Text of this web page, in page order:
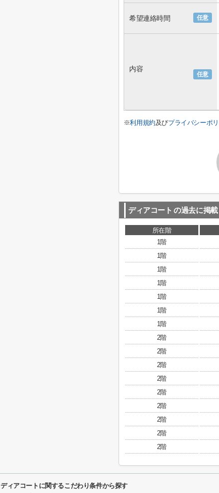
任意
希望連絡時間
任意
内容
※利用規約及びプライバシーポ
ディアコート の過去に掲
所在階
1階
1階
1階
1階
1階
1階
1階
2階
2階
2階
2階
2階
2階
2階
2階
2階
ディアコートに関するこだわり条件から探す